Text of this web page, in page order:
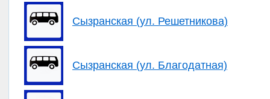
Сызранская (ул. Решетникова)
Сызранская (ул. Благодатная)